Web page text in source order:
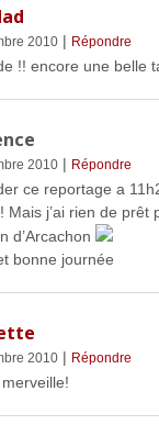
2010| Répondre
!! encore une belle
2010| Répondre
ce reportage a
Mais j’ai rien de prêt
d’Arcachon
bonne journée
2010| Répondre